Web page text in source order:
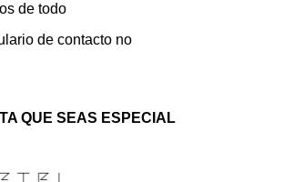
de todo
de contacto no
QUE SEAS ESPECIAL